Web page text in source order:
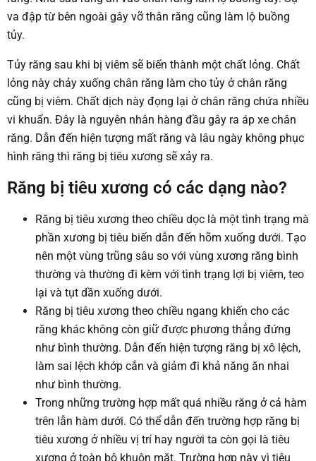
va đập từ bên ngoài gây vỡ thân răng cũng làm lộ buồng
tủy.
Tủy răng sau khi bị viêm sẽ biến thành một chất lỏng. Chất
lỏng này chảy xuống chân răng làm cho tủy ở chân răng
cũng bị viêm. Chất dịch này đọng lại ở chân răng chứa nhiều
vi khuẩn. Đây là nguyên nhân hàng đầu gây ra áp xe chân
răng. Dẫn đến hiện tượng mất răng và lâu ngày không phục
hình răng thì răng bị tiêu xương sẽ xảy ra.
Răng bị tiêu xương có các dạng nào?
Răng bị tiêu xương theo chiều dọc là một tình trạng mà
phần xương bị tiêu biến dẫn đến hõm xuống dưới. Tạo
nên một vùng trũng sâu so với vùng xương răng bình
thường và thường đi kèm với tình trạng lợi bị viêm, teo
lại và tụt dần xuống dưới.
Răng bị tiêu xương theo chiều ngang khiến cho các
răng khác không còn giữ được phương thẳng đứng
như bình thường. Dẫn đến hiện tượng răng bị xô lệch,
làm sai lệch khớp cắn và giảm đi khả năng ăn nhai
như bình thường.
Trong những trường hợp mất quá nhiều răng ở cả hàm
trên lẫn hàm dưới. Có thể dẫn đến trường hợp răng bị
tiêu xương ở nhiều vị trí hay người ta còn gọi là tiêu
xương ở toàn bộ khuôn mặt. Trường hợp này vì tiêu